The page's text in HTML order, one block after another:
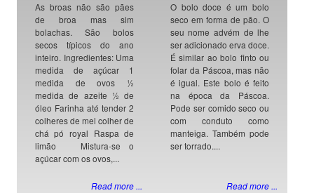
As broas não são pães
de broa mas sim
bolachas. São bolos
secos típicos do ano
inteiro. Ingredientes: Uma
medida de açúcar 1
medida de ovos ½
medida de azeite ½ de
óleo Farinha até tender 2
colheres de mel colher de
chá pó royal Raspa de
limão Mistura-se o
açúcar com os ovos,...
Read more ...
O bolo doce é um bolo
seco em forma de pão. O
seu nome advém de lhe
ser adicionado erva doce.
É similar ao bolo finto ou
folar da Páscoa, mas não
é igual. Este bolo é feito
na época da Páscoa.
Pode ser comido seco ou
com conduto como
manteiga. Também pode
ser torrado....
Read more ...